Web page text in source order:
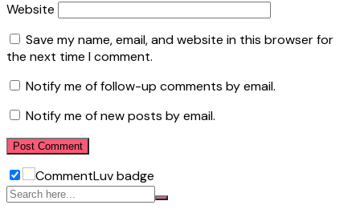
Website
Save my name, email, and website in this browser for
the next time I comment.
Notify me of follow-up comments by email.
Notify me of new posts by email.